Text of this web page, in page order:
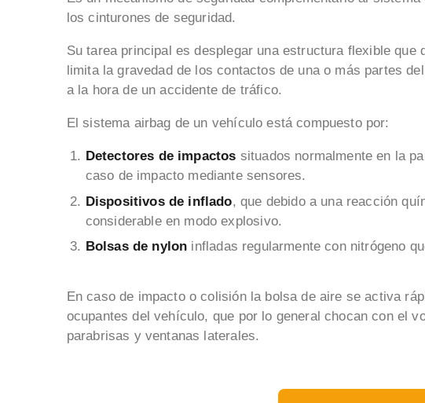
los cinturones de seguridad.
Su tarea principal es desplegar una estructura flexible que
limita la gravedad de los contactos de una o más partes
a la hora de un accidente de tráfico.
El sistema airbag de un vehículo está compuesto por:
Detectores de impactos situados normalmente en la
caso de impacto mediante sensores.
Dispositivos de inflado, que debido a una reacción
considerable en modo explosivo.
Bolsas de nylon infladas regularmente con nitrógeno
En caso de impacto o colisión la bolsa de aire se activa
ocupantes del vehículo, que por lo general chocan con el
parabrisas y ventanas laterales.